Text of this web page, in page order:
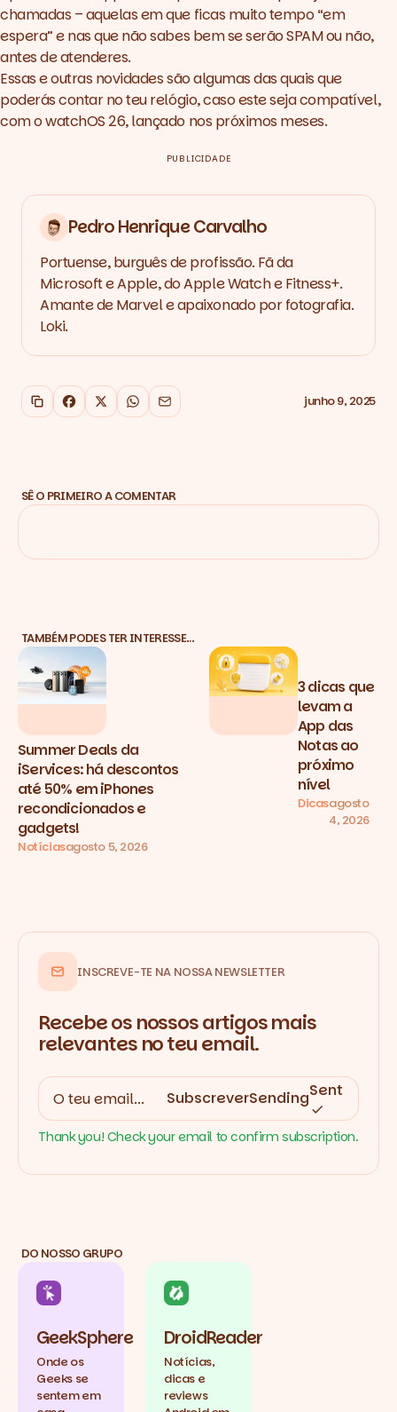
chamadas – aquelas em que ficas muito tempo “em
espera” e nas que não sabes bem se serão SPAM ou não,
antes de atenderes.
Essas e outras novidades são algumas das quais que
poderás contar no teu relógio, caso este seja compatível,
com o watchOS 26, lançado nos próximos meses.
PUBLICIDADE
Pedro Henrique Carvalho
Portuense, burguês de profissão. Fã da
Microsoft e Apple, do Apple Watch e Fitness+.
Amante de Marvel e apaixonado por fotografia.
Loki.
Copiar link
Facebook
X WhatsApp
Email junho 9, 2025
SÊ O PRIMEIRO A COMENTAR
TAMBÉM PODES TER INTERESSE…
Summer Deals da
iServices: há descontos
até 50% em iPhones
recondicionados e
gadgets!
Notíciasagosto 5, 2026
3 dicas que
levam a
App das
Notas ao
próximo
nível
Dicasagosto
4, 2026
INSCREVE-TE NA NOSSA NEWSLETTER
Recebe os nossos artigos mais
relevantes no teu email.
SubscreverSendingSent
Thank you! Check your email to confirm subscription.
DO NOSSO GRUPO
GeekSphere
Onde os
Geeks se
sentem em
DroidReader
Notícias,
dicas e
reviews